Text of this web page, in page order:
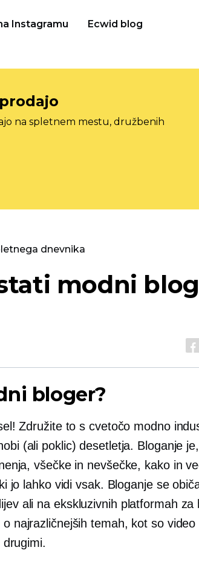
Instagramu Ecwid blog
na spletnem mestu, družbenih
dnevnika
modni
bloger?
Združite to s cvetočo modno
(ali poklic) desetletja. Bloganje
všečke in nevšečke, kakoin
jo lahko vidi vsak. Bloganje se
ali na ekskluzivnih platformah za
najrazličnejših temah, kot so
drugimi.